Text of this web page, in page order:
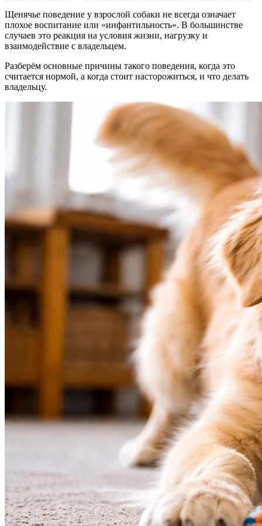
Щенячье поведение у взрослой собаки не всегда означает
плохое воспитание или «инфантильность». В большинстве
случаев это реакция на условия жизни, нагрузку и
взаимодействие с владельцем.
Разберём основные причины такого поведения, когда это
считается нормой, а когда стоит насторожиться, и что делать
владельцу.